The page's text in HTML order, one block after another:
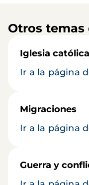
Otros
Iglesia católica
Ir a la página
Migraciones
Ir a la página
Guerra y